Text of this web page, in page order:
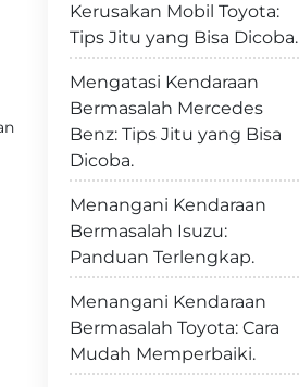
Kerusakan Mobil Toyota:
Tips Jitu yang Bisa Dicoba.
Mengatasi Kendaraan
Bermasalah Mercedes
Benz: Tips Jitu yang Bisa
Dicoba.
Menangani Kendaraan
Bermasalah Isuzu:
Panduan Terlengkap.
Menangani Kendaraan
Bermasalah Toyota: Cara
Mudah Memperbaiki.